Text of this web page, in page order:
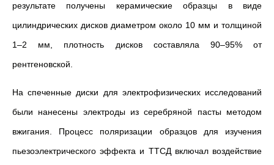
результате получены керамические образцы в виде
цилиндрических дисков диаметром около 10 мм и толщиной
1–2 мм, плотность дисков составляла 90–95% от
рентгеновской.
На спеченные диски для электрофизических исследований
были нанесены электроды из серебряной пасты методом
вжигания. Процесс поляризации образцов для изучения
пьезоэлектрического эффекта и ТТСД включал воздействие